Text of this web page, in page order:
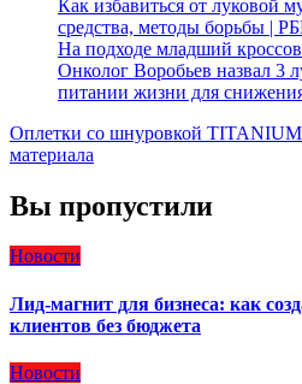
Как избавиться от луковой
средства, методы борьбы |
На подходе младший
Онколог Воробьев назвал 3
питании жизни для
Оплетки со шнуровкой TITANIUM
материала
Вы пропустили
Новости
Лид-магнит для бизнеса: как
клиентов без бюджета
Новости